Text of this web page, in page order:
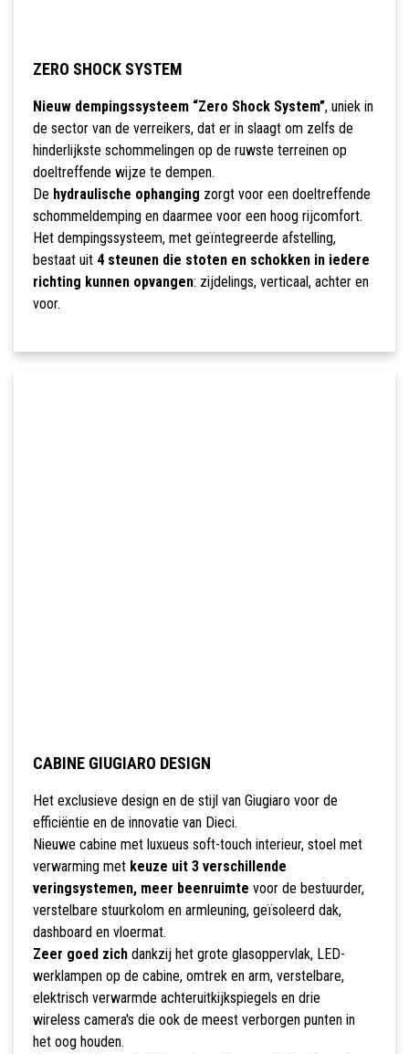
ZERO SHOCK SYSTEM
Nieuw dempingssysteem “Zero Shock System”, uniek in
de sector van de verreikers, dat er in slaagt om zelfs de
hinderlijkste schommelingen op de ruwste terreinen op
doeltreffende wijze te dempen.
De hydraulische ophanging zorgt voor een doeltreffende
schommeldemping en daarmee voor een hoog rijcomfort.
Het dempingssysteem, met geïntegreerde afstelling,
bestaat uit 4 steunen die stoten en schokken in iedere
richting kunnen opvangen: zijdelings, verticaal, achter en
voor.
CABINE GIUGIARO DESIGN
Het exclusieve design en de stijl van Giugiaro voor de
efficiëntie en de innovatie van Dieci.
Nieuwe cabine met luxueus soft-touch interieur, stoel met
verwarming met keuze uit 3 verschillende
veringsystemen, meer beenruimte voor de bestuurder,
verstelbare stuurkolom en armleuning, geïsoleerd dak,
dashboard en vloermat.
Zeer goed zichdankzij het grote glasoppervlak, LED-
werklampen op de cabine, omtrek en arm, verstelbare,
elektrisch verwarmde achteruitkijkspiegels en drie
wireless camera's die ook de meest verborgen punten in
het oog houden.